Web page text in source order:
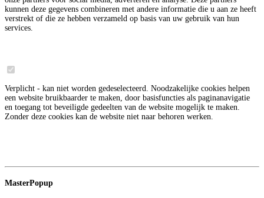
kunnen deze gegevens combineren met andere informatie die u aan ze heeft
verstrekt of die ze hebben verzameld op basis van uw gebruik van hun
services.
Verplicht - kan niet worden gedeselecteerd. Noodzakelijke cookies helpen
een website bruikbaarder te maken, door basisfuncties als paginanavigatie
en toegang tot beveiligde gedeelten van de website mogelijk te maken.
Zonder deze cookies kan de website niet naar behoren werken.
MasterPopup